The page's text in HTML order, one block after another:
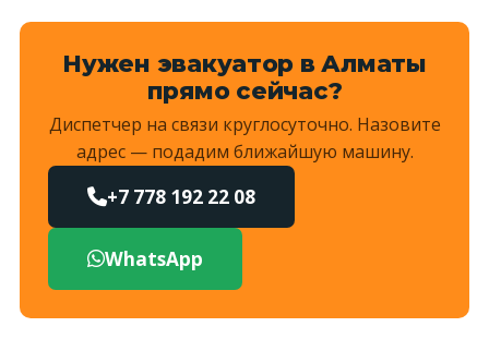
Нужен эвакуатор в Алматы
прямо сейчас?
Диспетчер на связи круглосуточно. Назовите
адрес — подадим ближайшую машину.
+7 778 192 22 08
WhatsApp